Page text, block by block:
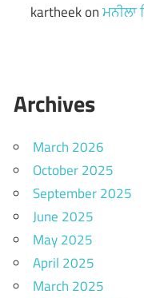
kartheekon
Archives
March 2026
October 2025
September 2025
June 2025
May 2025
April 2025
March 2025